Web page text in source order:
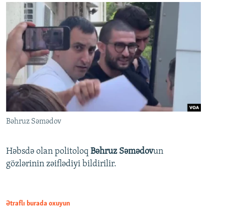
Bəhruz Səmədov
Həbsdə olan politoloq Bəhruz Səmədovun
gözlərinin zəiflədiyi bildirilir.
Ətraflı burada oxuyun